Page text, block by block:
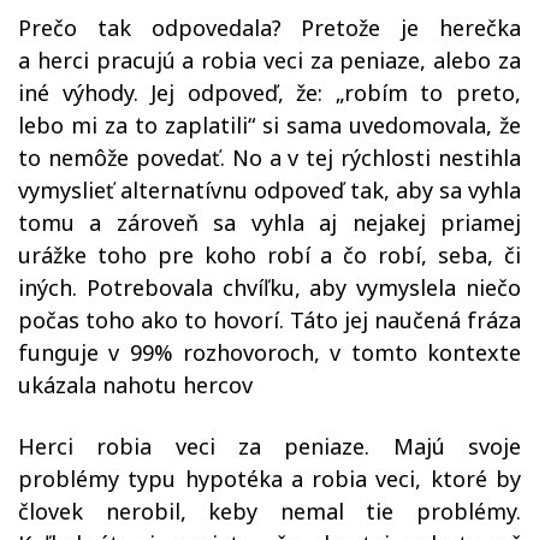
Prečo tak odpovedala? Pretože je herečka
a herci pracujú a robia veci za peniaze, alebo za
iné výhody. Jej odpoveď, že: „robím to preto,
lebo mi za to zaplatili“ si sama uvedomovala, že
to nemôže povedať. No a v tej rýchlosti nestihla
vymyslieť alternatívnu odpoveď tak, aby sa vyhla
tomu a zároveň sa vyhla aj nejakej priamej
urážke toho pre koho robí a čo robí, seba, či
iných. Potrebovala chvíľku, aby vymyslela niečo
počas toho ako to hovorí. Táto jej naučená fráza
funguje v 99% rozhovoroch, v tomto kontexte
ukázala nahotu hercov
Herci robia veci za peniaze. Majú svoje
problémy typu hypotéka a robia veci, ktoré by
človek nerobil, keby nemal tie problémy.